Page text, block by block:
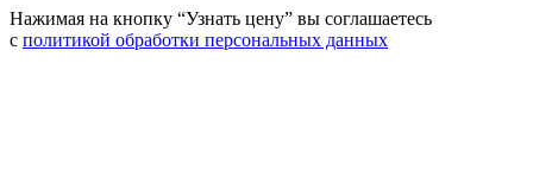
Нажимая на кнопку “Узнать цену” вы соглашаетесь
с политикой обработки персональных данных